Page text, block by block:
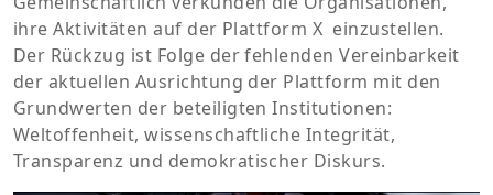
ihre Aktivitäten auf der Plattform X einzustellen.
Der Rückzug ist Folge der fehlenden Vereinbarkeit
der aktuellen Ausrichtung der Plattform mit den
Grundwerten der beteiligten Institutionen:
Weltoffenheit, wissenschaftliche Integrität,
Transparenz und demokratischer Diskurs.